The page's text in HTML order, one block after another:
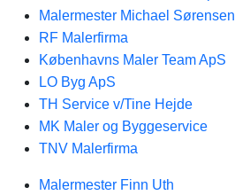
Malermester Michael Sørensen
RF Malerfirma
Københavns Maler Team ApS
LO Byg ApS
TH Service v/Tine Hejde
MK Maler og Byggeservice
TNV Malerfirma
Malermester Finn Uth